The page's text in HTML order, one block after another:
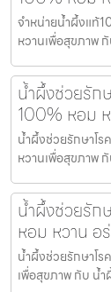
จำหน่ายน้ำผึ้งแท้
หวานเพื่อสุขภาพ
น้ำผึ้งช่วยรัก
100% หอม
น้ำผึ้งช่วยรักษาโ
หวานเพื่อสุขภาพ
น้ำผึ้งช่วยรัก
หอม หวาน อ
น้ำผึ้งช่วยรักษาโ
เพื่อสุขภาพ กับ น้ำ